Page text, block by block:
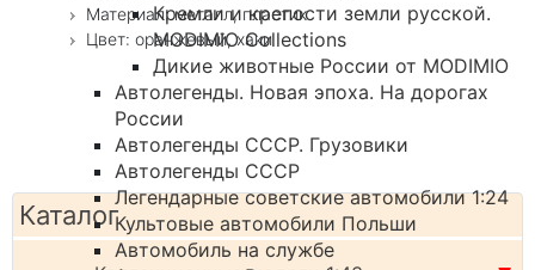
Кремли и крепости земли русской.
MODIMIO Collections
Дикие животные России от MODIMIO
Автолегенды. Новая эпоха. На дорогах
России
Автолегенды СССР. Грузовики
Автолегенды СССР
Легендарные советские автомобили 1:24
Культовые автомобили Польши
Автомобиль на службе
Материал: металл, пластик
Цвет: оранжевый, хаки
Каталог